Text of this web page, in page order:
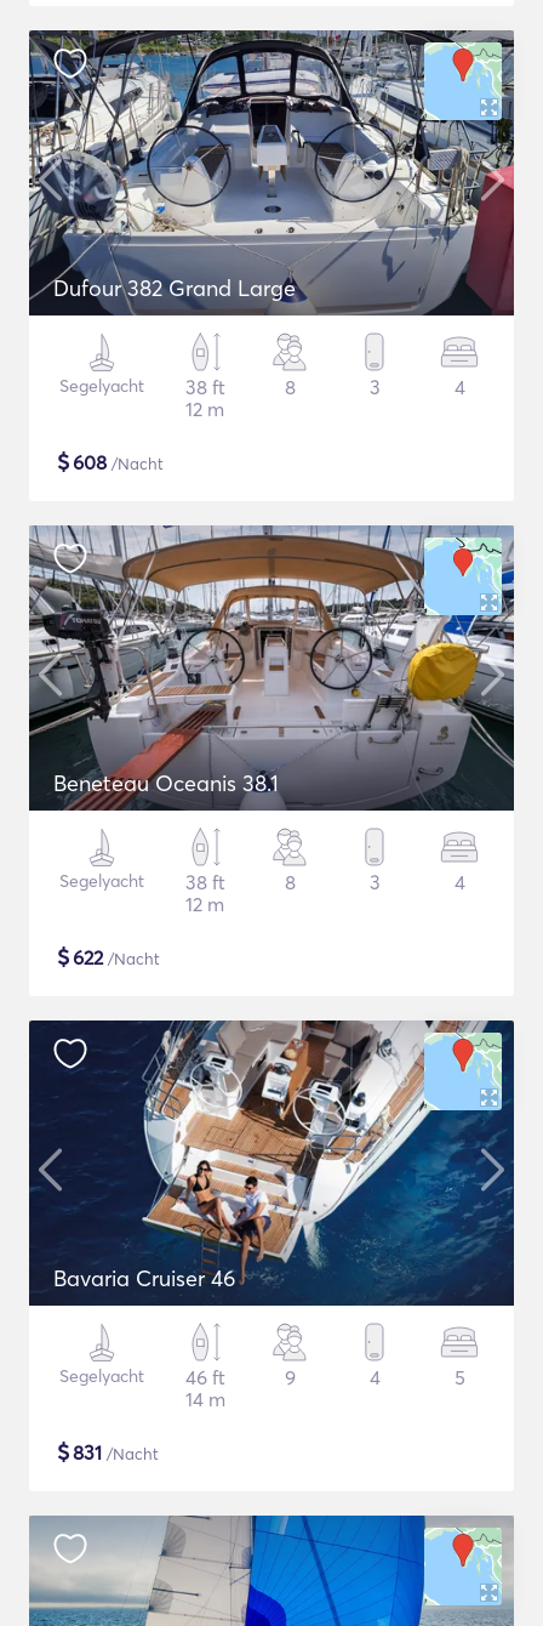
Dufour 382 Grand Large
Segelyacht
38 ft
12 m
8 3 4
$608 /Nacht
Beneteau Oceanis 38.1
Segelyacht
38 ft
12 m
8 3 4
$622/Nacht
Bavaria Cruiser 46
Segelyacht
46 ft
14 m
9 4 5
$831 /Nacht